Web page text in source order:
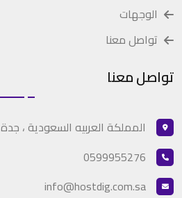
الوجهات
تواصل معنا
تواصل معنا
المملكة العربيه السعودية ، جدة
0599955276
info@hostdig.com.sa